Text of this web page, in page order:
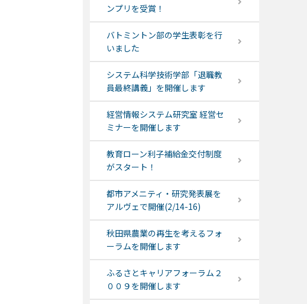
ンプリを受賞！
バトミントン部の学生表彰を行
いました
システム科学技術学部「退職教
員最終講義」を開催します
経営情報システム研究室 経営セ
ミナーを開催します
教育ローン利子補給金交付制度
がスタート！
都市アメニティ・研究発表展を
アルヴェで開催(2/14-16)
秋田県農業の再生を考えるフォ
ーラムを開催します
ふるさとキャリアフォーラム２
００９を開催します